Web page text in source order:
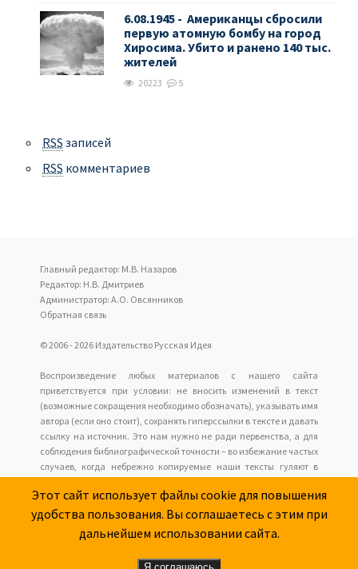
6.08.1945 - Американцы сбросили
первую атомную бомбу на город
Хиросима. Убито и ранено 140 тыс.
жителей
20223 5
RSS записей
RSS комментариев
Главный редактор: М.В. Назаров
Редактор: Н.В. Дмитриев
Администратор: А.О. Овсянников
Обратная связь
© 2006 - 2026 Издательство Русская Идея
Воспроизведение любых материалов с нашего сайта
приветствуется при условии: не вносить изменений в текст
(возможные сокращения необходимо обозначать), указывать имя
автора (если оно стоит), сохранять гиперссылки в тексте и давать
ссылку на источник. Это нам нужно не ради первенства, а для
соблюдения библиографической точности – во избежание частых
случаев, когда небрежно копируемые наши тексты гуляют в
читателей нет возможности обратиться к оригиналу.
Наш сайт не имеет отношения к оформлению и содержанию
размещаемых сайтов рекламы.
Этот сайт использует файлы cookie для повышения
удобства пользования. Вы соглашаетесь с этим при
дальнейшем использовании сайта.